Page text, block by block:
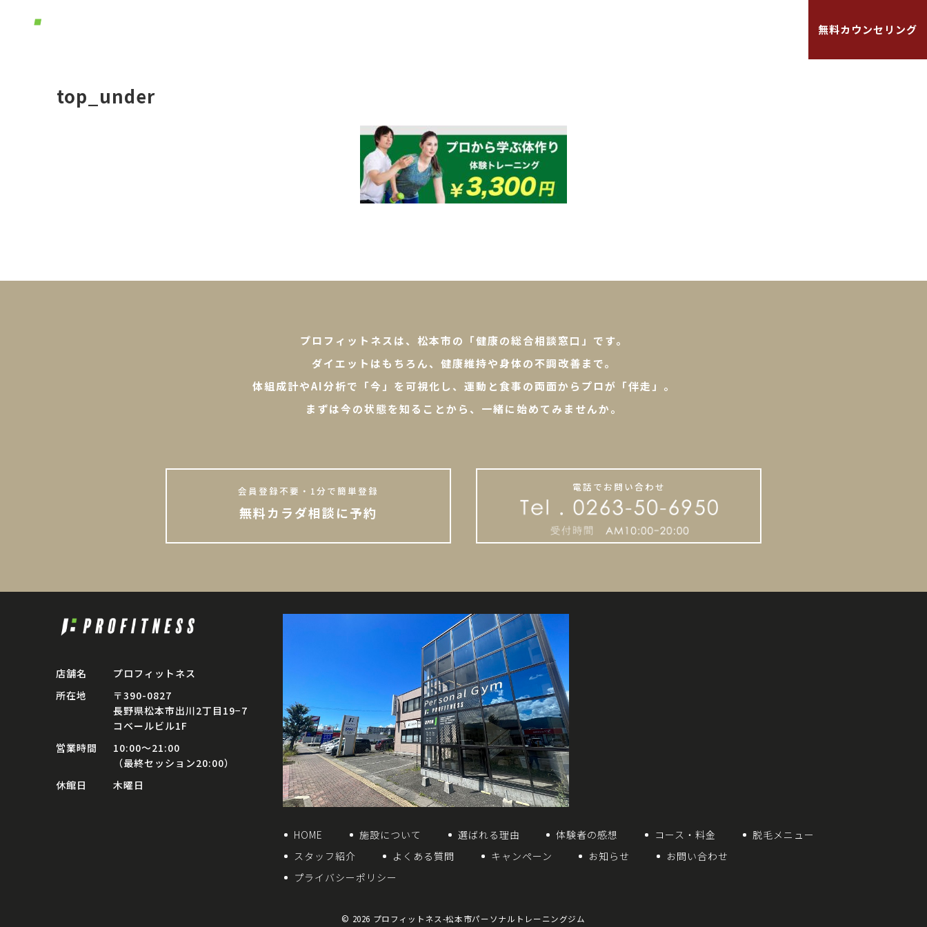
無料カウンセリング
top_under
プロフィットネスは、松本市の「健康の総合相談窓口」です。
ダイエットはもちろん、健康維持や身体の不調改善まで。
体組成計やAI分析で「今」を可視化し、運動と食事の両面からプロが「伴走」。
まずは今の状態を知ることから、一緒に始めてみませんか。
会員登録不要・1分で簡単登録
無料カラダ相談に予約
電話でお問い合わせ
店舗名
プロフィットネス
所在地
〒390-0827
長野県松本市出川2丁目19−7
コベールビル1F
営業時間
10:00〜21:00
（最終セッション20:00）
休館日
木曜日
HOME 施設について 選ばれる理由 体験者の感想 コース・料金
脱毛メニュー
スタッフ紹介
よくある質問 キャンペーン お知らせ
お問い合わせ
プライバシーポリシー
© 2026 プロフィットネス-松本市パーソナルトレーニングジム